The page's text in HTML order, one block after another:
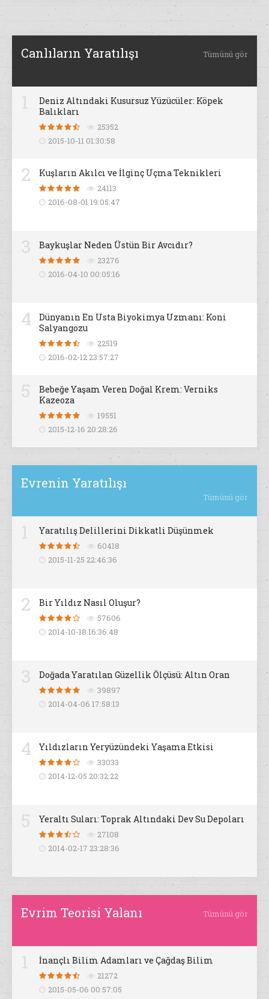
Canlıların Yaratılışı Tümünü gör
Deniz Altındaki Kusursuz Yüzücüler: Köpek
Balıkları
25352
2015-10-11 01:30:58
2 Kuşların Akılcı ve İlginç Uçma Teknikleri
24113
2016-08-01 19:05:47
Baykuşlar Neden Üstün Bir Avcıdır?
23276
2016-04-10 00:05:16
4
Dünyanın En Usta Biyokimya Uzmanı: Koni
Salyangozu
22519
2016-02-12 23:57:27
Bebeğe Yaşam Veren Doğal Krem: Verniks
Kazeoza
19551
2015-12-16 20:28:26
Evrenin Yaratılışı
Tümünü gör
Yaratılış Delillerini Dikkatli Düşünmek
60418
2015-11-25 22:46:36
2 Bir Yıldız Nasıl Oluşur?
57606
2014-10-18 16:36:48
Doğada Yaratılan Güzellik Ölçüsü: Altın Oran
39897
2014-04-06 17:58:13
4 Yıldızların Yeryüzündeki Yaşama Etkisi
33033
2014-12-05 20:32:22
Yeraltı Suları: Toprak Altındaki Dev Su Depoları
27108
2014-02-17 23:28:36
Evrim Teorisi Yalanı Tümünü gör
İnançlı Bilim Adamları ve Çağdaş Bilim
21272
2015-05-06 00:57:05